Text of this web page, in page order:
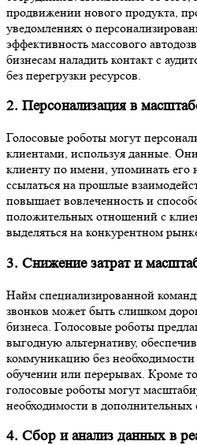
продвижении нового продукта,
уведомлениях о
эффективность массового
бизнесам наладить контакт с
без перегрузки ресурсов.
2. Персонализация в
Голосовые роботы могут
клиентами, используя данные.
клиенту по имени, упоминать его
ссылаться на прошлые
повышает вовлеченность и
положительных отношений с
выделяться на конкурентном
3. Снижение затрат и
Найм специализированной
звонков может быть слишком
бизнеса. Голосовые роботы
выгодную альтернативу,
коммуникацию без необходимости
обучении или перерывах. Кроме
голосовые роботы могут
необходимости в дополнительных
4. Сбор и анализ данных в